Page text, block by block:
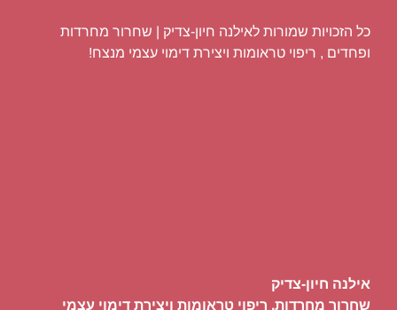
כל הזכויות שמורות לאילנה חיון-צדיק | שחרור מחרדות
ופחדים , ריפוי טראומות ויצירת דימוי עצמי מנצח!
אילנה חיון-צדיק
שחרור מחרדות, ריפוי טראומות ויצירת דימוי עצמי